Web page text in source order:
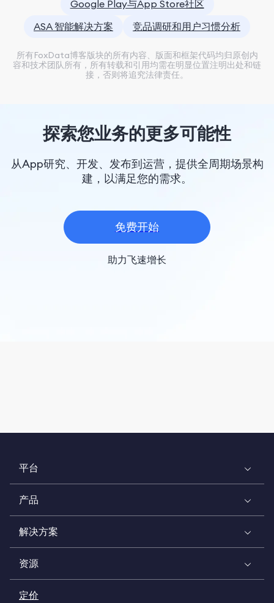
Google Play与App Store社区
ASA 智能解决方案
竞品调研和用户习惯分析
所有FoxData博客版块的所有内容、版面和框架代码均归原创内
容和技术团队所有，所有转载和引用均需在明显位置注明出处和链
接，否则将追究法律责任。
探索您业务的更多可能性
从App研究、开发、发布到运营，提供全周期场景构
建，以满足您的需求。
免费开始
助力飞速增长
平台
产品
解决方案
资源
定价